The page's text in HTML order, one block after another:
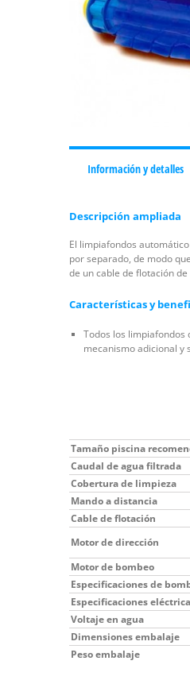
Información y detalles
Descripción ampliada
El limpiafondos
por separado, de modo
de un cable de flotación
Características y
Todos los limpiafondos
mecanismo adicional y
Tamaño piscina
Caudal de agua filtrada
Cobertura de limpieza
Mando a distancia
Cable de flotación
Motor de dirección
Motor de bombeo
Especificaciones de
Especificaciones
Voltaje en agua
Dimensiones embalaje
Peso embalaje